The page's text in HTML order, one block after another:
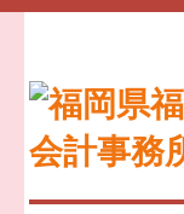
トップページ
お知らせ
セミナー案内